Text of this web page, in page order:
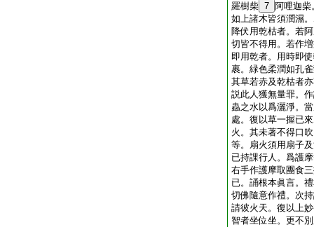
羅樹柴 7 阿哩迦柴
如上諸木皆須潤濕
降伏用乾枯者。若
切皆不得用。若作
即用乾者。用時即
裹。緑色柔潤如孔
其草若赤及乾枯者
説此人獲無量罪。
蟲之水以爲灑淨。
處。復以草一握已
火。其未著不得口
等。扇火須用扇子
已持課行人。爲護
右手作護摩取團食
已。誦根本眞言。
切佛隨意作禮。次
請彼火天。復以上
智者坐位坐。更不